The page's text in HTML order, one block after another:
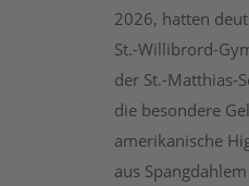
2026, hatten
St.-Willibrord-
der St.-Matthias-
die besondere
amerikanische
aus